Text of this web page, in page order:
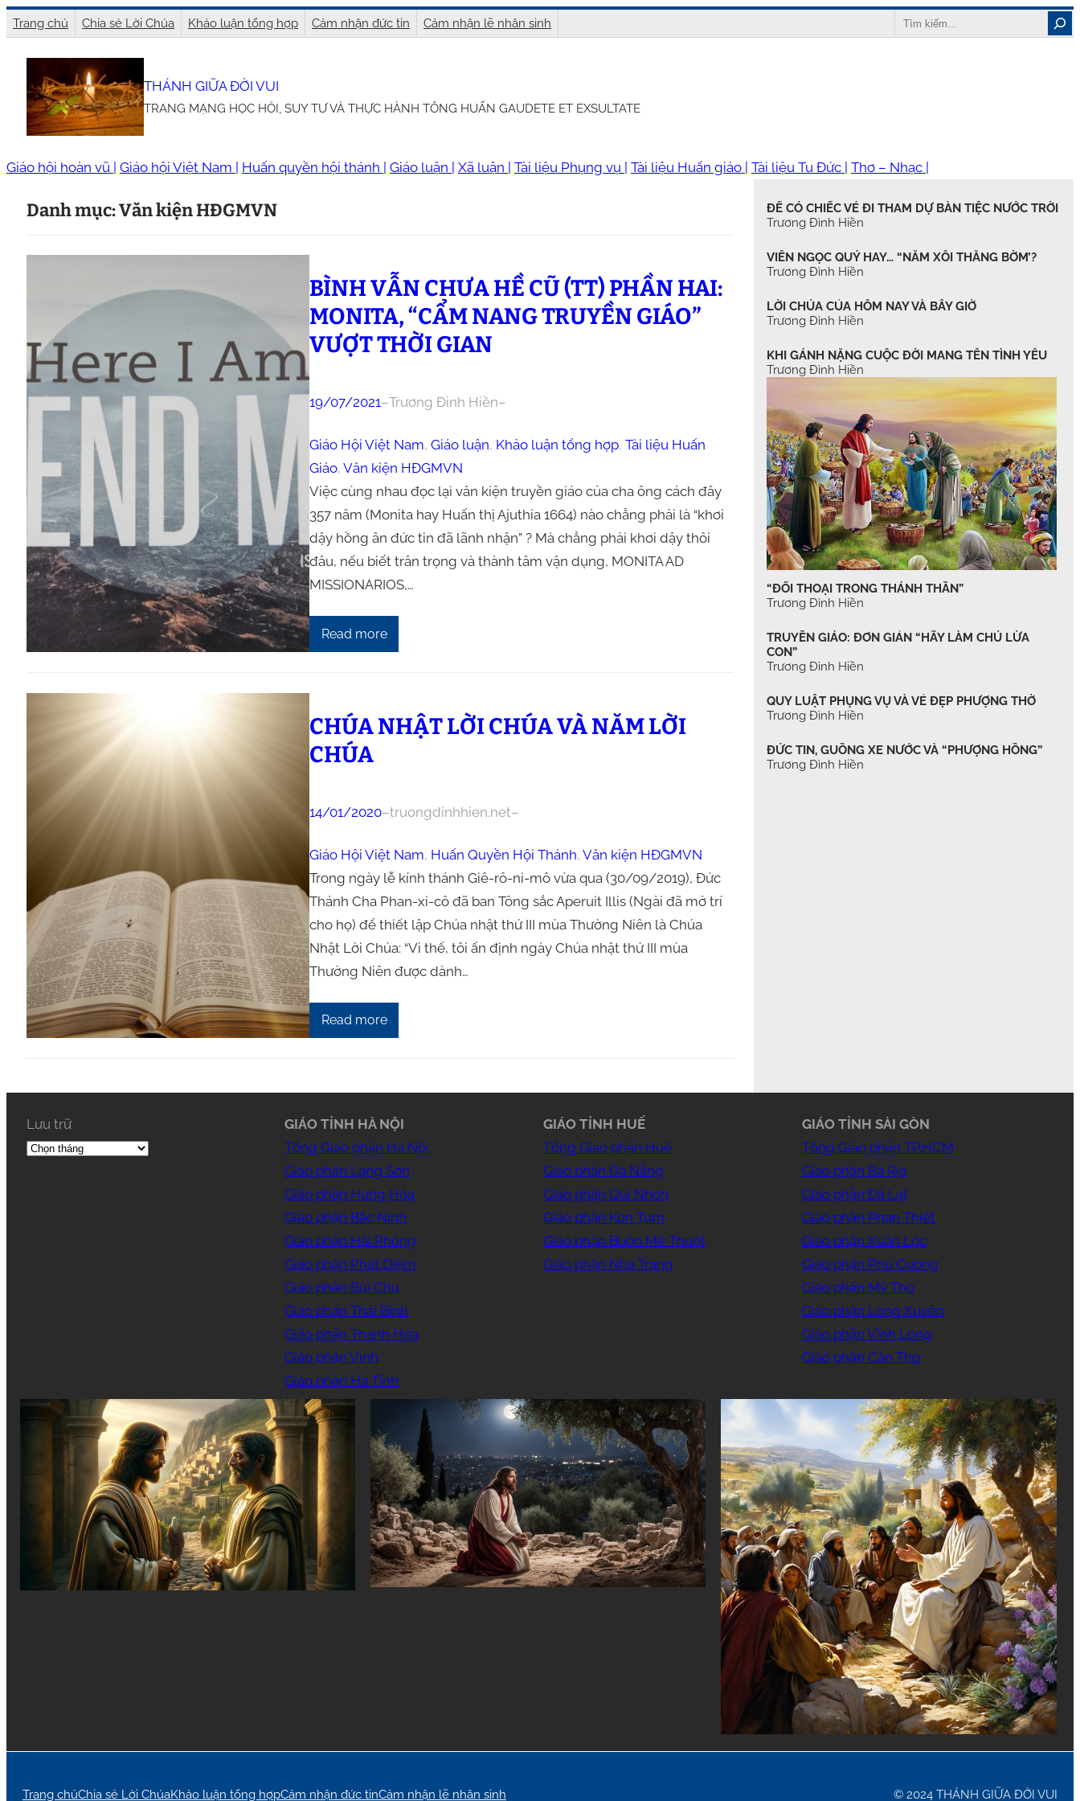
Chuyển
đến
dung
Trang chủ Chia sẻ Lời Chúa Khảo luận tổng hợp Cảm nhận đức tin Cảm nhận lẽ nhân sinh Search
THÁNH GIỮA ĐỜI VUI
TRANG MẠNG HỌC HỎI, SUY TƯ VÀ THỰC HÀNH TÔNG HUẤN GAUDETE ET EXSULTATE
Giáo hội hoàn vũ | Giáo hội Việt Nam | Huấn quyền hội thánh | Giáo luận | Xã luận | Tài liệu Phụng vụ | Tài liệu Huấn giáo | Tài liệu Tu Đức | Thơ – Nhạc |
Danh mục:Văn kiện HĐGMVN
BÌNH VẪN CHƯA HỀ CŨ (TT) PHẦN HAI:
MONITA, “CẨM NANG TRUYỀN GIÁO”
VƯỢT THỜI GIAN
19/07/2021–Trương Đình Hiền–
Giáo Hội Việt Nam, Giáo luận, Khảo luận tổng hợp, Tài liệu Huấn
Giáo, Văn kiện HĐGMVN
Việc cùng nhau đọc lại văn kiện truyền giáo của cha ông cách đây
357 năm (Monita hay Huấn thị Ajuthia 1664) nào chẳng phải là “khơi
dậy hồng ân đức tin đã lãnh nhận” ? Mà chẳng phải khơi dậy thôi
đâu, nếu biết trân trọng và thành tâm vận dụng, MONITA AD
MISSIONARIOS,…
Read more
CHÚA NHẬT LỜI CHÚA VÀ NĂM LỜI
CHÚA
14/01/2020–truongdinhhien.net–
Giáo Hội Việt Nam, Huấn Quyền Hội Thánh, Văn kiện HĐGMVN
Trong ngày lễ kính thánh Giê-rô-ni-mô vừa qua (30/09/2019), Đức
Thánh Cha Phan-xi-cô đã ban Tông sắc Aperuit Illis (Ngài đã mở trí
cho họ) để thiết lập Chúa nhật thứ III mùa Thường Niên là Chúa
Nhật Lời Chúa: “Vì thế, tôi ấn định ngày Chúa nhật thứ III mùa
Thường Niên được dành…
Read more
ĐỂ CÓ CHIẾC VÉ ĐI THAM DỰ BÀN TIỆC NƯỚC TRỜI
Trương Đình Hiền
VIÊN NGỌC QUÝ HAY… “NẮM XÔI THẰNG BỜM’?
Trương Đình Hiền
LỜI CHÚA CỦA HÔM NAY VÀ BÂY GIỜ
Trương Đình Hiền
KHI GÁNH NẶNG CUỘC ĐỜI MANG TÊN TÌNH YÊU
Trương Đình Hiền
“ĐỐI THOẠI TRONG THÁNH THẦN”
Trương Đình Hiền
TRUYỀN GIÁO: ĐƠN GIẢN “HÃY LÀM CHÚ LỪA
CON”
Trương Đình Hiền
QUY LUẬT PHỤNG VỤ VÀ VẺ ĐẸP PHƯỢNG THỜ
Trương Đình Hiền
ĐỨC TIN, GUỒNG XE NƯỚC VÀ “PHƯỢNG HỒNG”
Trương Đình Hiền
Lưu trữ
GIÁO TỈNH HÀ NỘI
Tổng Giáo phận Hà Nội
Giáo phận Lạng Sơn
Giáo phận Hưng Hóa
Giáo phận Bắc Ninh
Giáo phận Hải Phòng
Giáo phận Phát Diệm
Giáo phận Bùi Chu
Giáo phận Thái Bình
Giáo phận Thanh Hóa
Giáo phận Vinh
Giáo phận Hà Tĩnh
GIÁO TỈNH HUẾ
Tổng Giáo phận Huế
Giáo phận Đà Nẵng
Giáo phận Qui Nhơn
Giáo phận Kon Tum
Giáo phận Buôn Mê Thuột
Giáo phận Nha Trang
GIÁO TỈNH SÀI GÒN
Tổng Giáo phận TP.HCM
Giáo phận Bà Rịa
Giáo phận Đà Lạt
Giáo phận Phan Thiết
Giáo phận Xuân Lộc
Giáo phận Phú Cường
Giáo phận Mỹ Tho
Giáo phận Long Xuyên
Giáo phận Vĩnh Long
Giáo phận Cần Thơ
Trang chủChia sẻ Lời ChúaKhảo luận tổng hợpCảm nhận đức tinCảm nhận lẽ nhân sinh © 2024 THÁNH GIỮA ĐỜI VUI